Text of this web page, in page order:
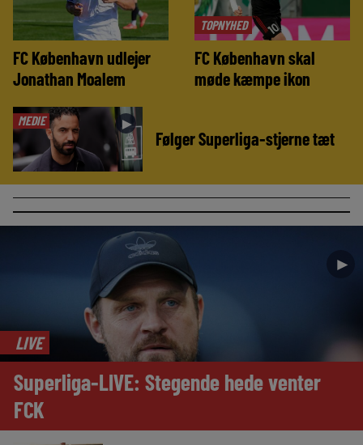
FC København udlejer
Jonathan Moalem
TOPNYHED
FC København skal
møde kæmpe ikon
MEDIE ►
Følger Superliga-stjerne tæt
►
LIVE
Superliga-LIVE: Stegende hede venter
FCK